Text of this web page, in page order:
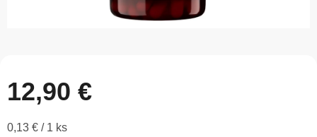
12,90 €
Jednotková
0,13 € / 1 ks